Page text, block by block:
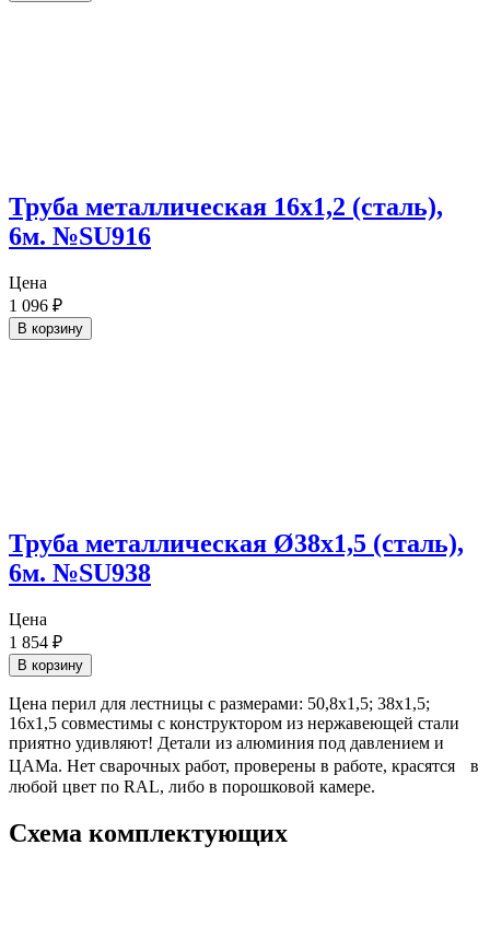
Труба металлическая 16х1,2 (сталь),
6м. №SU916
Цена
1 096 ₽
В корзину
Труба металлическая Ø38х1,5 (сталь),
6м. №SU938
Цена
1 854 ₽
В корзину
Цена перил для лестницы с размерами: 50,8х1,5; 38х1,5;
16х1,5 совместимы с конструктором из нержавеющей стали
приятно удивляют! Детали из алюминия под давлением и
ЦАМа. Нет сварочных работ, проверены в работе, красятся в
любой цвет по RAL, либо в порошковой камере.
Схема комплектующих